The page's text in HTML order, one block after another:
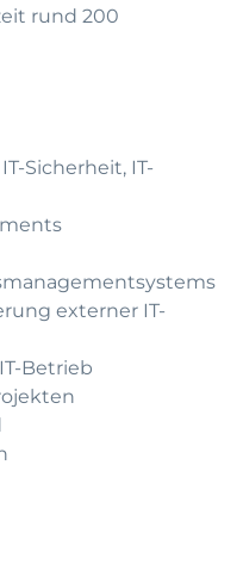
rund 200
Sicherheit, IT-
externer IT-
Betrieb